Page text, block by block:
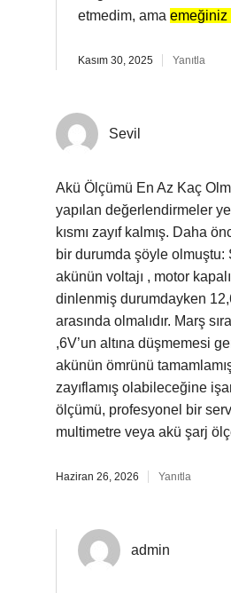
etmedim, ama emeğiniz
Kasım 30, 2025 Yanıtla
Sevil
Akü Ölçümü En Az Kaç
yapılan değerlendirmeler
kısmı zayıf kalmış. Daha
bir durumda şöyle olmuştu:
akünün voltajı , motor
dinlenmiş durumdayken
arasında olmalıdır. Marş
,6V’un altına düşmemesi
akünün ömrünü
zayıflamış olabileceğine
ölçümü, profesyonel bir
multimetre veya akü şarj
Haziran 26, 2026 Yanıtla
admin